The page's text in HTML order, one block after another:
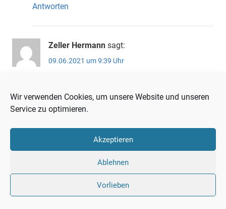
Wir verwenden Cookies, um unsere Website und unseren
Service zu optimieren.
Akzeptieren
Ablehnen
Vorlieben
Antworten
Zeller Hermann sagt:
09.06.2021 um 9:39 Uhr
strebt den Mangel an. Er wird viel schneller kommen
wenn die Menschen nicht aufhöre zu kriechen
SCHREIBE EINEN KOMMENTAR